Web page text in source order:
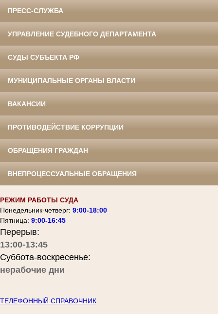
ПРЕСС-СЛУЖБА
УПРАВЛЕНИЕ СУДЕБНОГО ДЕПАРТАМЕНТА
СУДЫ СУБЪЕКТА РФ
МУНИЦИПАЛЬНЫЕ ОРГАНЫ ВЛАСТИ
ВАКАНСИИ
ПРОТИВОДЕЙСТВИЕ КОРРУПЦИИ
ОБРАЩЕНИЯ ГРАЖДАН
ВНЕПРОЦЕССУАЛЬНЫЕ ОБРАЩЕНИЯ
РЕЖИМ РАБОТЫ СУДА
Понедельник-четверг: 9:00-18:00
Пятница: 9:00-16:45
Перерыв:
13:00-13:45
Суббота-воскресенье:
нерабочие дни
ТЕЛЕФОННЫЙ СПРАВОЧНИК